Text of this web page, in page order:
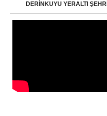
DERİNKUYU YERALTI ŞEHRİ